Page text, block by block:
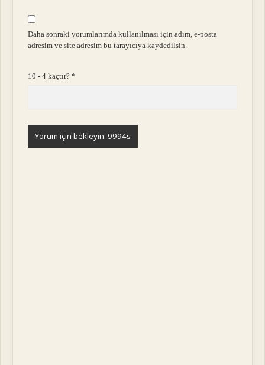
Daha sonraki yorumlarımda kullanılması için adım, e-posta
adresim ve site adresim bu tarayıcıya kaydedilsin.
10 - 4 kaçtır?*